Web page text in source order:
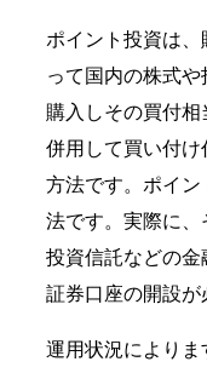
ポイント投資は、
って国内の株式
購入しその買付
併用して買い付
方法です。ポイ
法です。実際に
投資信託などの
証券口座の開設が
運用状況により